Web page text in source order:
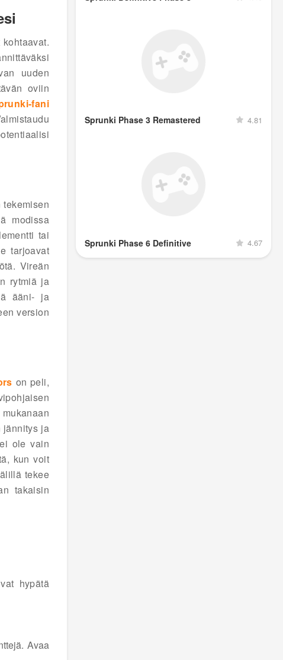
uuden
oviin
fani
modissa
tai
tarjoavat
Vireän
rytmiä ja
ääni- ja
version
on peli,
jännitys ja
ole vain
kun voit
tekee
takaisin
hypätä
Avaa
Sprunki Phase 3 Remastered 4.81
Sprunki Phase 6 Definitive 4.67